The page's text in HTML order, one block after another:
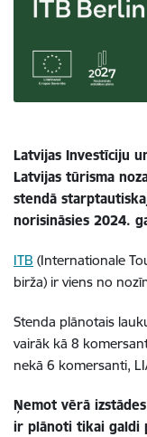
Latvijas Investīciju
Latvijas tūrisma
stendā
norisināsies 2024.
ITB (Internationale
birža) ir viens no
Stenda plānotais
vairāk kā 8
nekā 6 komersanti,
Ņemot vērā
ir plānoti tikai galdi